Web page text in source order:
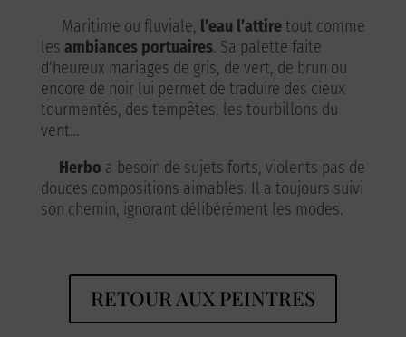
Maritime ou fluviale, l’eau l’attiretout comme
les ambiances portuaires. Sa palette faite
d’heureux mariages de gris, de vert, de brun ou
encore de noir lui permet de traduire des cieux
tourmentés, des tempêtes, les tourbillons du
vent…
Herbo a besoin de sujets forts, violents pas de
douces compositions aimables. Il a toujours suivi
son chemin, ignorant délibérément les modes.
RETOUR AUX PEINTRES